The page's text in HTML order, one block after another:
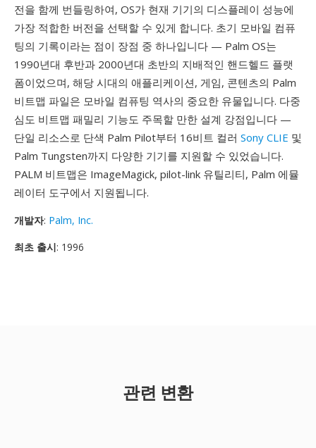
전을 함께 번들링하여, OS가 현재 기기의 디스플레이 성능에
가장 적합한 버전을 선택할 수 있게 합니다. 초기 모바일 컴퓨
팅의 기록이라는 점이 장점 중 하나입니다 — Palm OS는
1990년대 후반과 2000년대 초반의 지배적인 핸드헬드 플랫
폼이었으며, 해당 시대의 애플리케이션, 게임, 콘텐츠의 Palm
비트맵 파일은 모바일 컴퓨팅 역사의 중요한 유물입니다. 다중
심도 비트맵 패밀리 기능도 주목할 만한 설계 강점입니다 —
단일 리소스로 단색 Palm Pilot부터 16비트 컬러 Sony CLIE 및
Palm Tungsten까지 다양한 기기를 지원할 수 있었습니다.
PALM 비트맵은 ImageMagick, pilot-link 유틸리티, Palm 에뮬
레이터 도구에서 지원됩니다.
개발자: Palm, Inc.
최초 출시: 1996
관련 변환